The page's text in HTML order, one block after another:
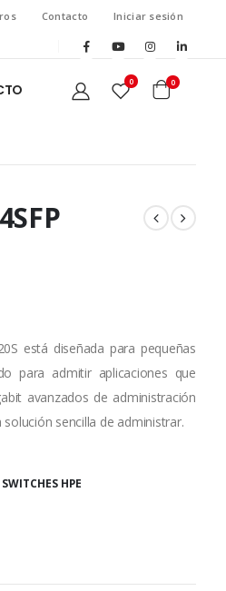
Contacto Iniciar sesión
0 0
está diseñada para pequeñas
para admitir aplicaciones que
avanzados de administración
sencilla de administrar.
SWITCHES HPE